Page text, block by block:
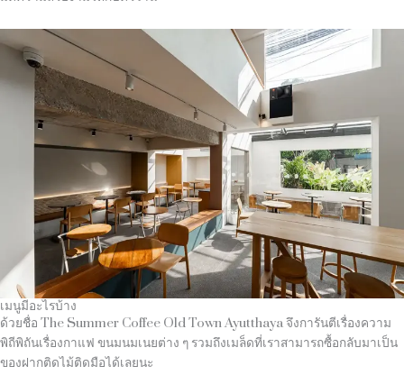
เมนูมีอะไรบ้าง
ด้วยชื่อ The Summer Coffee Old Town Ayutthaya จึงการันตีเรื่องความ
พิถีพิถันเรื่องกาแฟ ขนมนมเนยต่าง ๆ รวมถึงเมล็ดที่เราสามารถซื้อกลับมาเป็น
ของฝากติดไม้ติดมือได้เลยนะ